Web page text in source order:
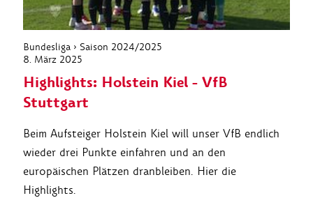
Bundesliga › Saison 2024/2025
8. März 2025
Highlights: Holstein Kiel - VfB
Stuttgart
Beim Aufsteiger Holstein Kiel will unser VfB endlich
wieder drei Punkte einfahren und an den
europäischen Plätzen dranbleiben. Hier die
Highlights.